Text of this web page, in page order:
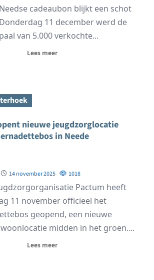
Needse cadeaubon blijkt een schot
11 december werd de
van 5.000 verkochte...
Lees meer
nieuwe jeugdzorglocatie
in Neede
14 november 2025 1018
Pactum heeft
11 november officieel het
geopend, een nieuwe
midden in het groen....
Lees meer